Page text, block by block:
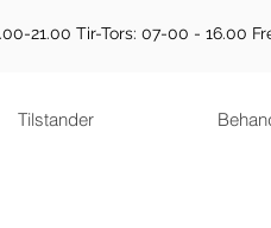
21.00 Tir-Tors: 07-00 - 16.00
Tilstander